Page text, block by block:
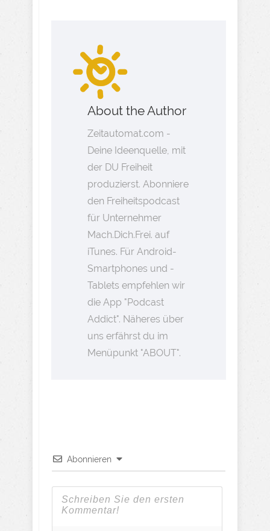
About the Author
Zeitautomat.com -
Deine Ideenquelle, mit
der DU Freiheit
produzierst. Abonniere
den Freiheitspodcast
für Unternehmer
Mach.Dich.Frei. auf
iTunes. Für Android-
Smartphones und -
Tablets empfehlen wir
die App "Podcast
Addict". Näheres über
uns erfährst du im
Menüpunkt "ABOUT".
Abonnieren